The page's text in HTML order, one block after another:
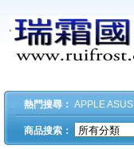
熱門搜尋： APPLEASUS
商品搜索：